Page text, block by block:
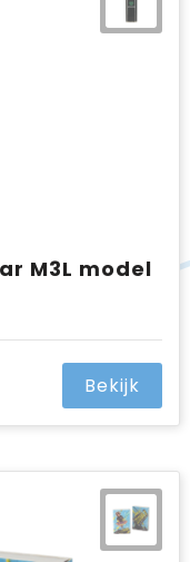
M3L model
Bekijk